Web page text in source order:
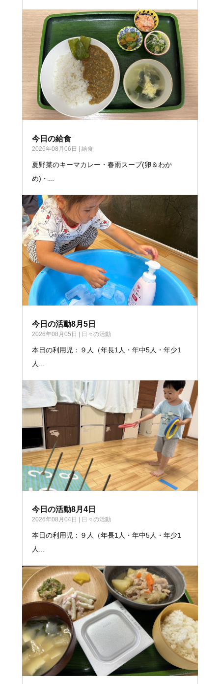
今日の給食
2026年08月06日 給食
夏野菜のキーマカレー・春雨スープ(卵＆わか
め)・...
今日の活動8月5日
2026年08月05日 日々の活動
本日の利用児：９人（年長1人・年中5人・年少1
人...
今日の活動8月4日
2026年08月04日 日々の活動
本日の利用児：９人（年長1人・年中5人・年少1
人...